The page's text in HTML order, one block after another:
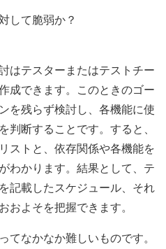
して脆弱か？
はテスターまたはテストチー
成できます。このときのゴー
を残らず検討し、各機能に使
判断することです。すると、
ストと、依存関係や各機能を
わかります。結果として、テ
記載したスケジュール、それ
およそを把握できます。
てなかなか難しいものです。